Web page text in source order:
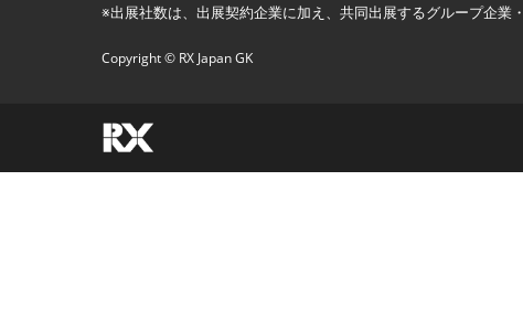
※出展社数は、出展契約企業に加え、共同出展するグループ企業
Copyright © RX Japan GK